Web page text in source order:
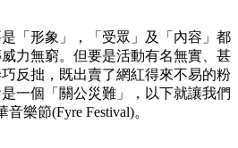
「形象」，「受眾」及「內容」都
力無窮。但要是活動有名無實、甚
反拙，既出賣了網紅得來不易的粉
一個「關公災難」，以下就讓我們
樂節(Fyre Festival)。